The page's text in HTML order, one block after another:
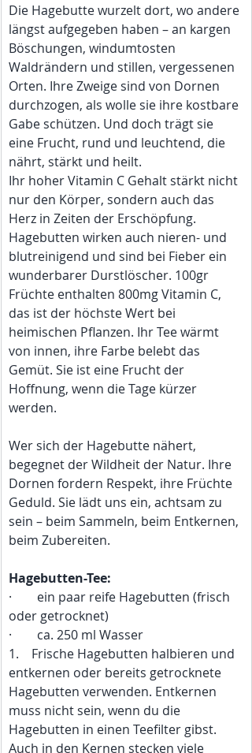
Die Hagebutte wurzelt dort, wo andere
längst aufgegeben haben – an kargen
Böschungen, windumtosten
Waldrändern und stillen, vergessenen
Orten. Ihre Zweige sind von Dornen
durchzogen, als wolle sie ihre kostbare
Gabe schützen. Und doch trägt sie
eine Frucht, rund und leuchtend, die
nährt, stärkt und heilt.
Ihr hoher Vitamin C Gehalt stärkt nicht
nur den Körper, sondern auch das
Herz in Zeiten der Erschöpfung.
Hagebutten wirken auch nieren- und
blutreinigend und sind bei Fieber ein
wunderbarer Durstlöscher. 100gr
Früchte enthalten 800mg Vitamin C,
das ist der höchste Wert bei
heimischen Pflanzen. Ihr Tee wärmt
von innen, ihre Farbe belebt das
Gemüt. Sie ist eine Frucht der
Hoffnung, wenn die Tage kürzer
werden.
Wer sich der Hagebutte nähert,
begegnet der Wildheit der Natur. Ihre
Dornen fordern Respekt, ihre Früchte
Geduld. Sie lädt uns ein, achtsam zu
sein – beim Sammeln, beim Entkernen,
beim Zubereiten.
Hagebutten-Tee:
·        ein paar reife Hagebutten (frisch
oder getrocknet)
·        ca. 250 ml Wasser
1.    Frische Hagebutten halbieren und
entkernen oder bereits getrocknete
Hagebutten verwenden. Entkernen
muss nicht sein, wenn du die
Hagebutten in einen Teefilter gibst.
Auch in den Kernen stecken viele